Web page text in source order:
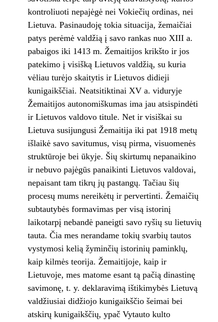
kontroliuoti nepajėgė nei Vokiečių ordinas, nei
Lietuva. Pasinaudoję tokia situacija, žemaičiai
patys perėmė valdžią į savo rankas nuo XIII a.
pabaigos iki 1413 m. Žemaitijos krikšto ir jos
patekimo į visišką Lietuvos valdžią, su kuria
vėliau turėjo skaitytis ir Lietuvos didieji
kunigaikščiai. Neatsitiktinai XV a. viduryje
Žemaitijos autonomiškumas ima jau atsispindėti
ir Lietuvos valdovo titule. Net ir visiškai su
Lietuva susijungusi Žemaitija iki pat 1918 metų
išlaikė savo savitumus, visų pirma, visuomenės
struktūroje bei ūkyje. Šių skirtumų nepanaikino
ir nebuvo pajėgūs panaikinti Lietuvos valdovai,
nepaisant tam tikrų jų pastangų. Tačiau šių
procesų mums nereikėtų ir pervertinti. Žemaičių
subtautybės formavimas per visą istorinį
laikotarpį nebandė paneigti savo ryšių su lietuvių
tauta. Čia mes nerandame tokių svarbių tautos
vystymosi kelią žyminčių istorinių paminklų,
kaip kilmės teorija. Žemaitijoje, kaip ir
Lietuvoje, mes matome esant tą pačią dinastinę
savimonę, t. y. deklaravimą ištikimybės Lietuvą
valdžiusiai didžiojo kunigaikščio šeimai bei
atskirų kunigaikščių, ypač Vytauto kulto